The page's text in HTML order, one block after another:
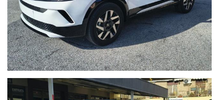
Pedaliera sportiva
Bracciolo anteriore
Tecnologia e Infotainment
Pure Panel da 10"
Cluster digitale da 7"
Connettività Wireless
Opel Connect